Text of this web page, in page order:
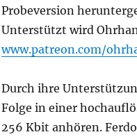
Probeversion
Unterstützt wird
www.patreon.com/
Durch ihre
Folge in einer
256 Kbit anhören.